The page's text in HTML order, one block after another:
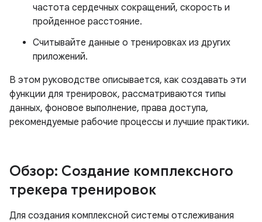
частота сердечных сокращений, скорость и
пройденное расстояние.
Считывайте данные о тренировках из других
приложений.
В этом руководстве описывается, как создавать эти
функции для тренировок, рассматриваются типы
данных, фоновое выполнение, права доступа,
рекомендуемые рабочие процессы и лучшие практики.
Обзор: Создание комплексного
трекера тренировок
Для создания комплексной системы отслеживания